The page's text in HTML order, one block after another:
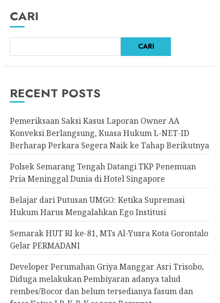
CARI
CARI
RECENT POSTS
Pemeriksaan Saksi Kasus Laporan Owner AA
Konveksi Berlangsung, Kuasa Hukum L-NET-ID
Berharap Perkara Segera Naik ke Tahap Berikutnya
Polsek Semarang Tengah Datangi TKP Penemuan
Pria Meninggal Dunia di Hotel Singapore
Belajar dari Putusan UMGO: Ketika Supremasi
Hukum Harus Mengalahkan Ego Institusi
Semarak HUT RI ke-81, MTs Al-Yusra Kota Gorontalo
Gelar PERMADANI
Developer Perumahan Griya Manggar Asri Trisobo,
Diduga melakukan Pembiyaran adanya talud
rembes/Bocor dan belum tersedianya fasum dan